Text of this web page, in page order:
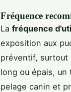
Fréquence
La fréquence
exposition aux
préventif, surtout
long ou épais,
pelage canin et